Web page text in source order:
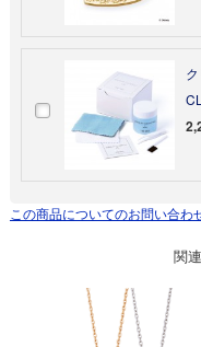
この商品についてのお問い合わ
関